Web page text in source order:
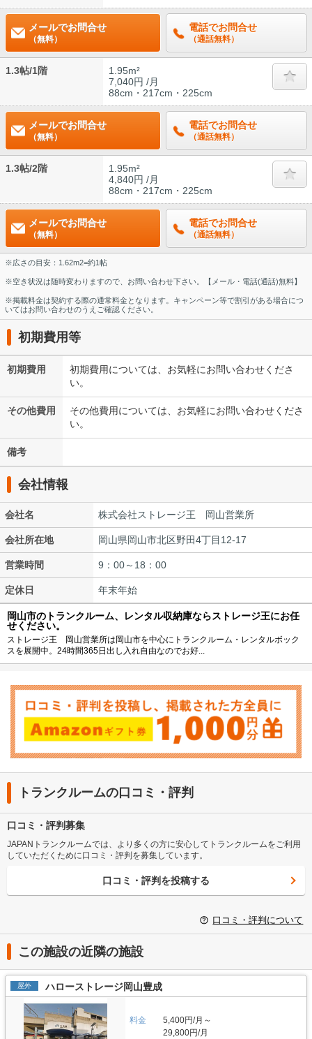
メールでお問合せ
（無料）
電話でお問合せ
（通話無料）
1.3帖/1階
1.95m²
7,040円 /月
88cm・217cm・225cm
メールでお問合せ
（無料）
電話でお問合せ
（通話無料）
1.3帖/2階
1.95m²
4,840円 /月
88cm・217cm・225cm
メールでお問合せ
（無料）
電話でお問合せ
（通話無料）
※広さの目安：1.62m2=約1帖
※空き状況は随時変わりますので、お問い合わせ下さい。【メール・電話(通話)無料】
※掲載料金は契約する際の通常料金となります。キャンペーン等で割引がある場合につ
いてはお問い合わせのうえご確認ください。
初期費用等
初期費用
初期費用については、お気軽にお問い合わせくださ
い。
その他費用
その他費用については、お気軽にお問い合わせくださ
い。
備考
会社情報
会社名 株式会社ストレージ王 岡山営業所
会社所在地 岡山県岡山市北区野田4丁目12-17
営業時間 9：00～18：00
定休日 年末年始
岡山市のトランクルーム、レンタル収納庫ならストレージ王にお任
せください。
ストレージ王 岡山営業所は岡山市を中心にトランクルーム・レンタルボック
スを展開中。24時間365日出し入れ自由なのでお好...
トランクルームの口コミ・評判
口コミ・評判募集
JAPANトランクルームでは、より多くの方に安心してトランクルームをご利用
していただくために口コミ・評判を募集しています。
口コミ・評判を投稿する
口コミ・評判について
この施設の近隣の施設
屋外 ハローストレージ岡山豊成
料金
5,400円/月～
29,800円/月